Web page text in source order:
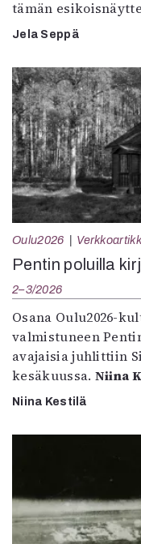
tämän
Jela Seppä
Oulu2026
Pentin poluilla
2–3/2026
Osana Oulu2026-
valmistuneen
avajaisia juhlittiin
kesäkuussa. Niina
Niina Kestilä